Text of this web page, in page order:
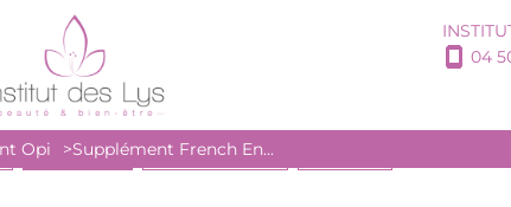
04
Opi Supplément French En...
ESTHÉTIQUE SOINS DU VISAGE